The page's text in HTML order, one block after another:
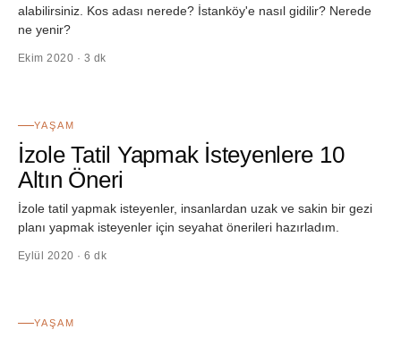
alabilirsiniz. Kos adası nerede? İstanköy'e nasıl gidilir? Nerede
ne yenir?
Ekim 2020 · 3 dk
YAŞAM
İzole Tatil Yapmak İsteyenlere 10
Altın Öneri
İzole tatil yapmak isteyenler, insanlardan uzak ve sakin bir gezi
planı yapmak isteyenler için seyahat önerileri hazırladım.
Eylül 2020 · 6 dk
YAŞAM